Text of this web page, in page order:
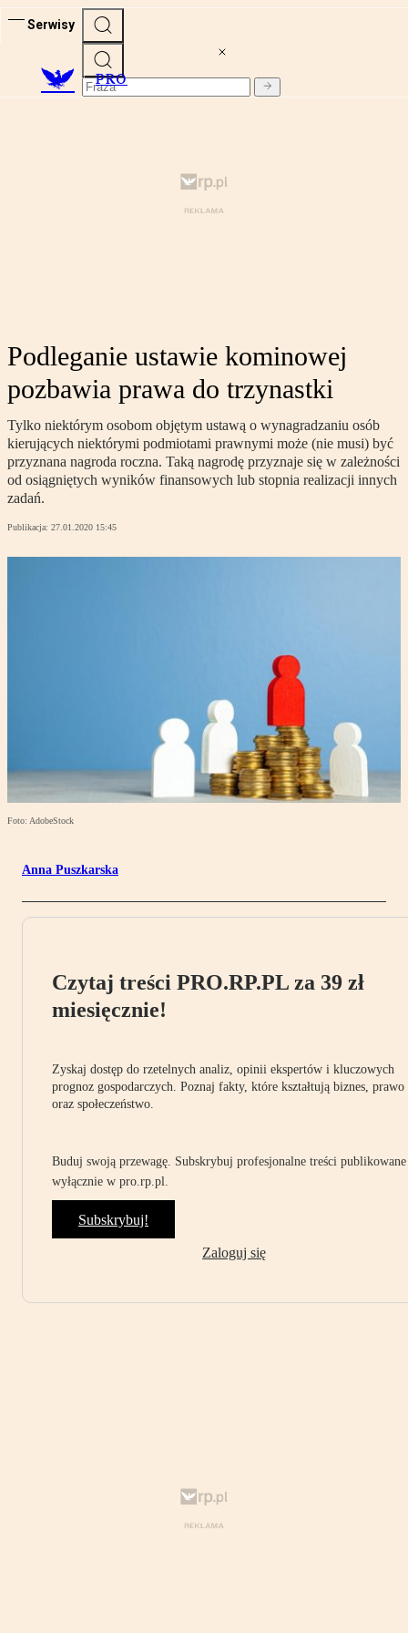
Serwisy
PRO
Podleganie ustawie kominowej
pozbawia prawa do trzynastki
Tylko niektórym osobom objętym ustawą o wynagradzaniu osób
kierujących niektórymi podmiotami prawnymi może (nie musi) być
przyznana nagroda roczna. Taką nagrodę przyznaje się w zależności
od osiągniętych wyników finansowych lub stopnia realizacji innych
zadań.
Publikacja: 27.01.2020 15:45
Foto: AdobeStock
Anna Puszkarska
Czytaj treści PRO.RP.PL za 39 zł
miesięcznie!
Zyskaj dostęp do rzetelnych analiz, opinii ekspertów i kluczowych
prognoz gospodarczych. Poznaj fakty, które kształtują biznes, prawo
oraz społeczeństwo.
Buduj swoją przewagę. Subskrybuj profesjonalne treści publikowane
wyłącznie w pro.rp.pl.
Subskrybuj!
Zaloguj się